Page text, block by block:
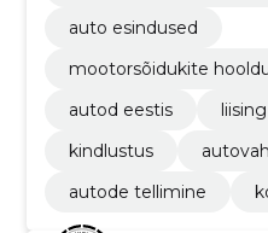
auto esindused
mootorsõidukite
autod eestis
kindlustus
autode tellimine